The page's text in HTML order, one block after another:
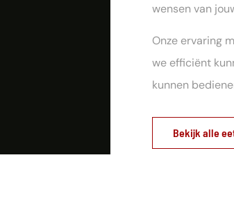
wensen van
Onze ervaring
we efficiënt
kunnen
Bekijk alle